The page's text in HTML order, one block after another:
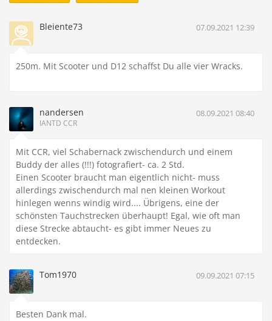
Bleiente73 07.09.2021 12:39
250m. Mit Scooter und D12 schaffst Du alle vier Wracks.
nandersen
IANTD CCR
08.09.2021 08:40
Mit CCR, viel Schabernack zwischendurch und einem
Buddy der alles (!!!) fotografiert- ca. 2 Std.
Einen Scooter braucht man eigentlich nicht- muss
allerdings zwischendurch mal nen kleinen Workout
hinlegen wenns windig wird.... Übrigens, eine der
schönsten Tauchstrecken überhaupt! Egal, wie oft man
diese Strecke abtaucht- es gibt immer Neues zu
entdecken.
Tom1970 09.09.2021 07:15
Besten Dank mal.